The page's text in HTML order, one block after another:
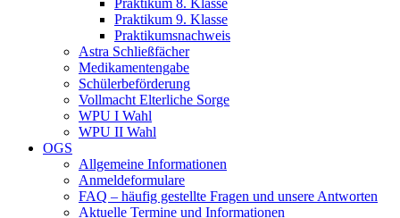
Praktikum 8. Klasse
Praktikum 9. Klasse
Praktikumsnachweis
Astra Schließfächer
Medikamentengabe
Schülerbeförderung
Vollmacht Elterliche Sorge
WPU I Wahl
WPU II Wahl
OGS
Allgemeine Informationen
Anmeldeformulare
FAQ – häufig gestellte Fragen und unsere Antworten
Aktuelle Termine und Informationen